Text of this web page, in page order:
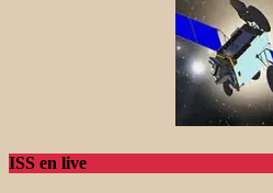
ISS en live